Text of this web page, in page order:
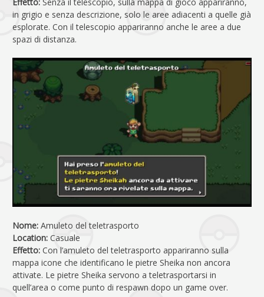
in grigio e senza descrizione, solo le aree adiacenti a quelle già
esplorate. Con il telescopio appariranno anche le aree a due
spazi di distanza.
Nome: Amuleto del teletrasporto
Location: Casuale
Effetto: Con l’amuleto del teletrasporto appariranno sulla
mappa icone che identificano le pietre Sheika non ancora
attivate. Le pietre Sheika servono a teletrasportarsi in
quell’area o come punto di respawn dopo un game over.